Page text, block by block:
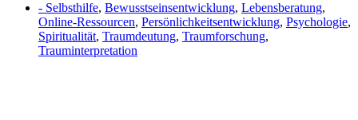
- Selbsthilfe, Bewusstseinsentwicklung, Lebensberatung,
Online-Ressourcen, Persönlichkeitsentwicklung, Psychologie,
Spiritualität, Traumdeutung, Traumforschung,
Trauminterpretation